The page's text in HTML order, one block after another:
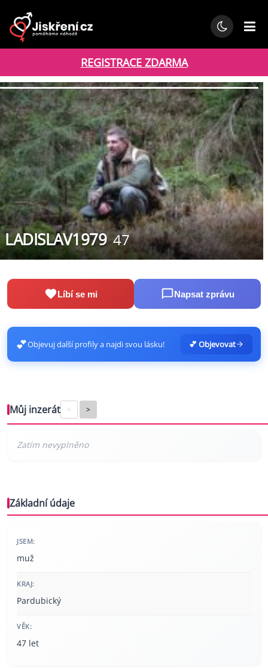
REGISTRACE ZDARMA
LADISLAV1979 47
Líbí se mi Napsat zprávu
💕Objevuj další profily a najdi svou lásku! 💕 Objevovat
Můj inzerát < >
Základní údaje
JSEM:
muž
KRAJ:
Pardubický
VĚK:
47 let